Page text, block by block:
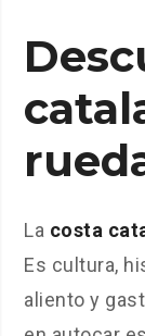
La costa
Es cultura,
aliento y